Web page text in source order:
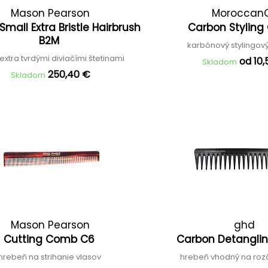
Mason Pearson
Extra Bristle Hairbrush
B2M
tvrdými diviačími štetinami
Skladom 250,40 €
Carbon
karbónový
Skladom od
Mason Pearson
Cutting Comb C6
na strihanie vlasov
ghd
Carbon
hrebeň vhodný na